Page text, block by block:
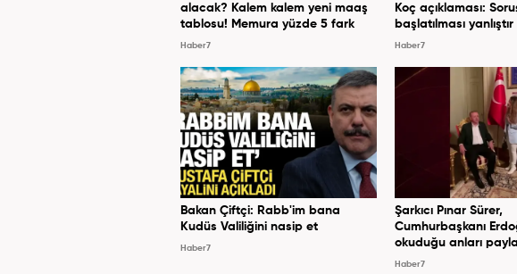
alacak? Kalem kalem yeni maaş
tablosu! Memura yüzde 5 fark
Haber7
Koç açıklaması:
başlatılması yanlıştır
Haber7
Bakan Çiftçi: Rabb'im bana
Kudüs Valiliğini nasip et
Haber7
Şarkıcı Pınar Sürer,
Cumhurbaşkanı
okuduğu anları
Haber7